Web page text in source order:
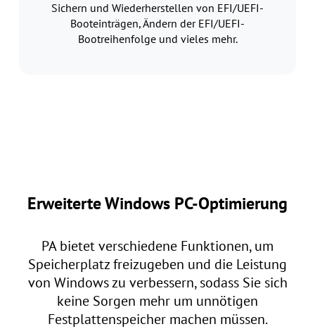
Sichern und Wiederherstellen von EFI/UEFI-
Booteinträgen, Ändern der EFI/UEFI-
Bootreihenfolge und vieles mehr.
Erweiterte Windows PC-Optimierung
PA bietet verschiedene Funktionen, um
Speicherplatz freizugeben und die Leistung
von Windows zu verbessern, sodass Sie sich
keine Sorgen mehr um unnötigen
Festplattenspeicher machen müssen.